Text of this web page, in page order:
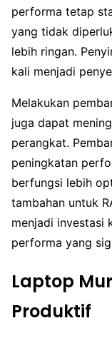
performa tetap
yang tidak
lebih ringan.
kali menjadi
Melakukan
juga dapat
perangkat.
peningkatan
berfungsi lebih
tambahan untuk
menjadi investasi
performa yang
Laptop
Produktif